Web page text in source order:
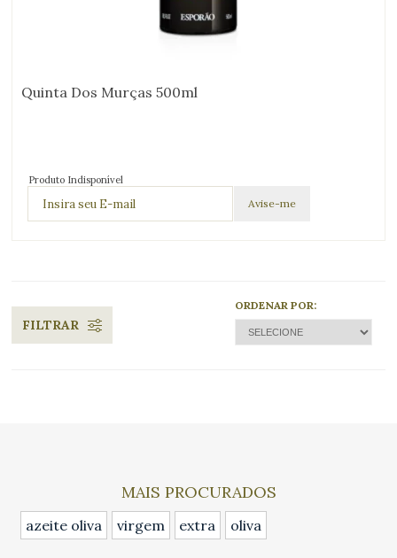
Quinta Dos Murças 500ml
Produto Indisponível
FILTRAR
ORDENAR POR:
MAIS PROCURADOS
azeite oliva virgem extra oliva